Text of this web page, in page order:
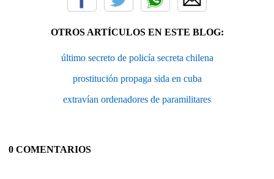
OTROS ARTÍCULOS EN ESTE BLOG:
último secreto de policía secreta chilena
prostitución propaga sida en cuba
extravían ordenadores de paramilitares
0 COMENTARIOS